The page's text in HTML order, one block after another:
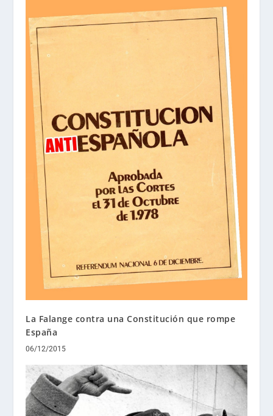
La Falange contra una Constitución que rompe
España
06/12/2015